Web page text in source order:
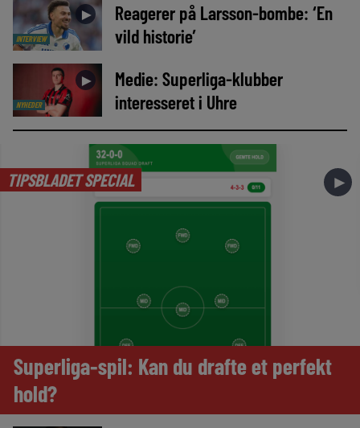
INTERVIEW
►
Reagerer på Larsson-bombe: ‘En
vild historie’
NYHEDER
►
Medie: Superliga-klubber
interesseret i Uhre
TIPSBLADET SPECIAL ►
Superliga-spil: Kan du drafte et perfekt
hold?